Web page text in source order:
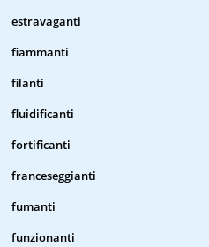
estravaganti
fiammanti
filanti
fluidificanti
fortificanti
franceseggianti
fumanti
funzionanti